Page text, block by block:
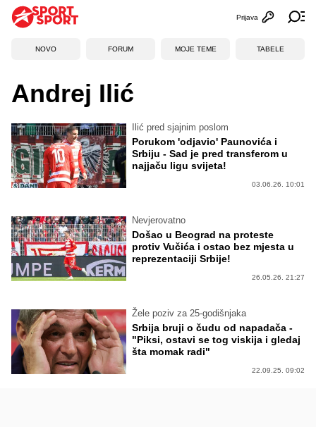
Otvori
Prijava
NOVO FORUM MOJE TEME TABELE
Andrej Ilić
Ilić pred sjajnim poslom
Porukom 'odjavio' Paunovića i
Srbiju - Sad je pred transferom u
najjaču ligu svijeta!
03.06.26. 10:01
Nevjerovatno
Došao u Beograd na proteste
protiv Vučića i ostao bez mjesta u
reprezentaciji Srbije!
26.05.26. 21:27
Žele poziv za 25-godišnjaka
Srbija bruji o čudu od napadača -
"Piksi, ostavi se tog viskija i gledaj
šta momak radi"
22.09.25. 09:02